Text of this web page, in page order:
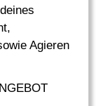
Agieren